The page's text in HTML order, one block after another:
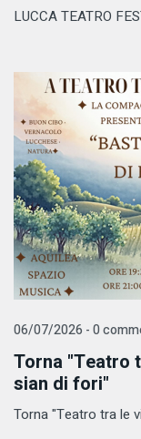
LUCCA TEATRO
06/07/2026 - 0
Torna "Teatro
sian di fori"
Torna "Teatro tra le